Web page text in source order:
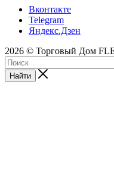
Вконтакте
Telegram
Яндекс.Дзен
2026 © Торговый Дом
Найти